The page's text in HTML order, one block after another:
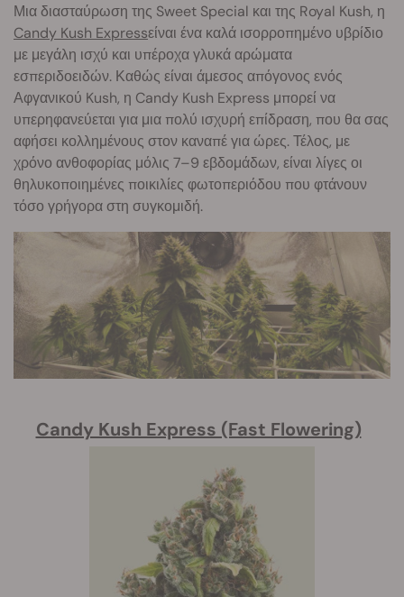
Μια διασταύρωση της Sweet Special και της Royal Kush, η
Candy Kush Expressείναι ένα καλά ισορροπημένο υβρίδιο
με μεγάλη ισχύ και υπέροχα γλυκά αρώματα
εσπεριδοειδών. Καθώς είναι άμεσος απόγονος ενός
Αφγανικού Kush, η Candy Kush Express μπορεί να
υπερηφανεύεται για μια πολύ ισχυρή επίδραση, που θα σας
αφήσει κολλημένους στον καναπέ για ώρες. Τέλος, με
χρόνο ανθοφορίας μόλις 7–9 εβδομάδων, είναι λίγες οι
θηλυκοποιημένες ποικιλίες φωτοπεριόδου που φτάνουν
τόσο γρήγορα στη συγκομιδή.
Candy Kush Express (Fast Flowering)